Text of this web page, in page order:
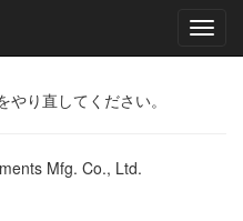
り直してください。
Mfg. Co., Ltd.